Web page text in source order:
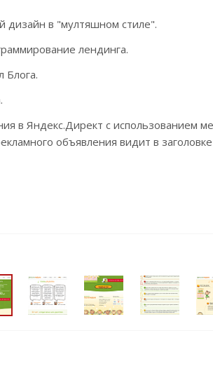
дизайн в "мултяшном стиле".
лендинга.
Блога.
в Яндекс.Директ с использованием
объявления видит в